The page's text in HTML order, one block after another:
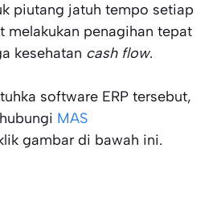
piutang jatuh tempo setiap
melakukan penagihan tepat
kesehatan cash flow.
software ERP tersebut,
MAS
gambar di bawah ini.